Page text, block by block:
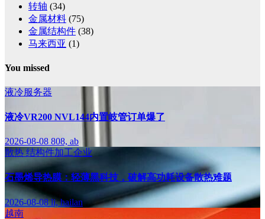
转轴 (34)
金属材料 (75)
金属结构件 (38)
马来西亚 (1)
You missed
液冷服务器
液冷VR200 NVL144内置岐管订单爆了
2026-08-08 808, ab
散热 结构件加工企业
石墨烯导热膜：轻薄黑科技，破解高功耗设备散热难题
2026-08-08li, hailan
越南